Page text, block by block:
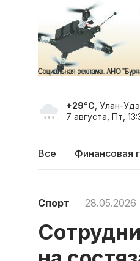
+29°C , Улан-Удэ
7 августа, Пт,
Все Финансовая
Спорт 28.05.2026